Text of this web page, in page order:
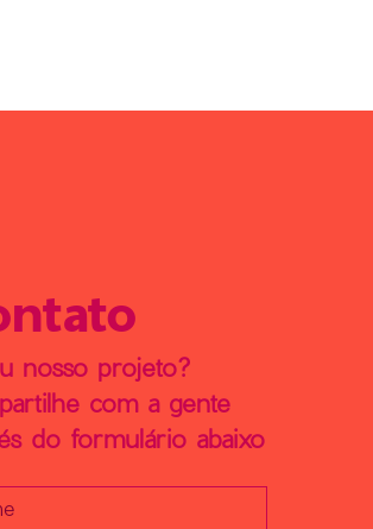
nosso projeto?
com a gente
do formulário abaixo